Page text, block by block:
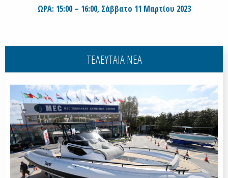
ΩΡΑ: 15:00 – 16:00, Σάββατο 11 Μαρτίου 2023
ΤΕΛΕΥΤΑΙΑ ΝΕΑ